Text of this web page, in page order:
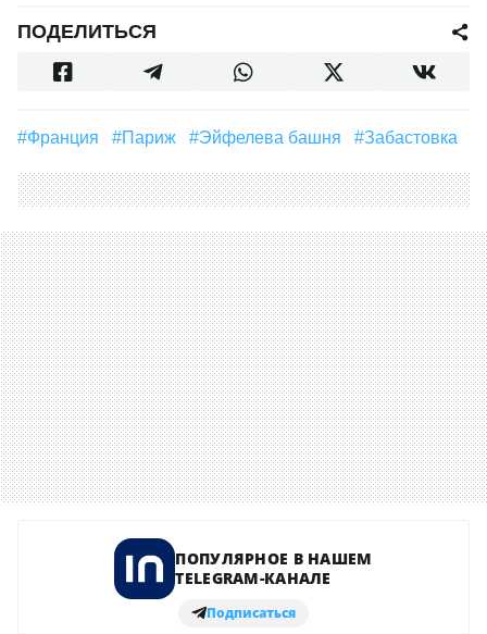
ПОДЕЛИТЬСЯ
#Франция #Париж #Эйфелева башня #забастовка